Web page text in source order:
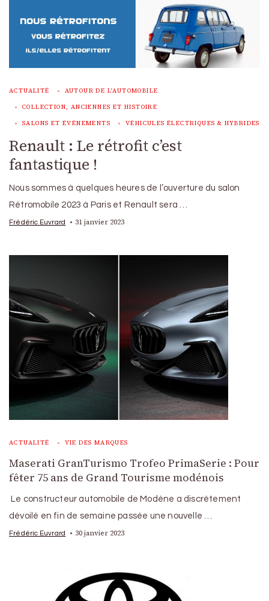
ACTUALITÉ AUTOUR DE L'AUTOMOBILE
COLLECTION, ANCIENNES ET HISTOIRE
SALONS ET ÉVÉNEMENTS VÉHICULES ÉLECTRIQUES & HYBRIDES
Renault : Le rétrofit c’est
fantastique !
Nous sommes à quelques heures de l’ouverture du salon
Rétromobile 2023 à Paris et Renault sera …
Frédéric Euvrard 31 janvier 2023
ACTUALITÉ VIE DES MARQUES
Maserati GranTurismo Trofeo PrimaSerie : Pour
fêter 75 ans de Grand Tourisme modénois
Le constructeur automobile de Modène a discrètement
dévoilé en fin de semaine passée une nouvelle …
Frédéric Euvrard 30 janvier 2023